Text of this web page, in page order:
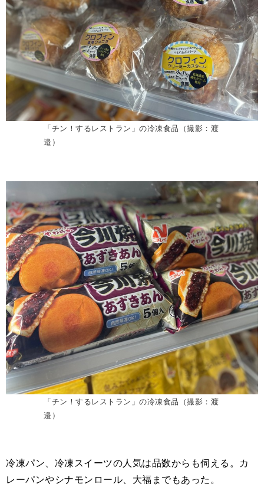
「チン！するレストラン」の冷凍食品（撮影：渡
邉）
「チン！するレストラン」の冷凍食品（撮影：渡
邉）
冷凍パン、冷凍スイーツの人気は品数からも伺える。カ
レーパンやシナモンロール、大福までもあった。